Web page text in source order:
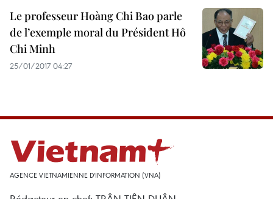
Le professeur Hoàng Chi Bao parle
de l’exemple moral du Président Hô
Chi Minh
25/01/2017 04:27
AGENCE VIETNAMIENNE D'INFORMATION (VNA)